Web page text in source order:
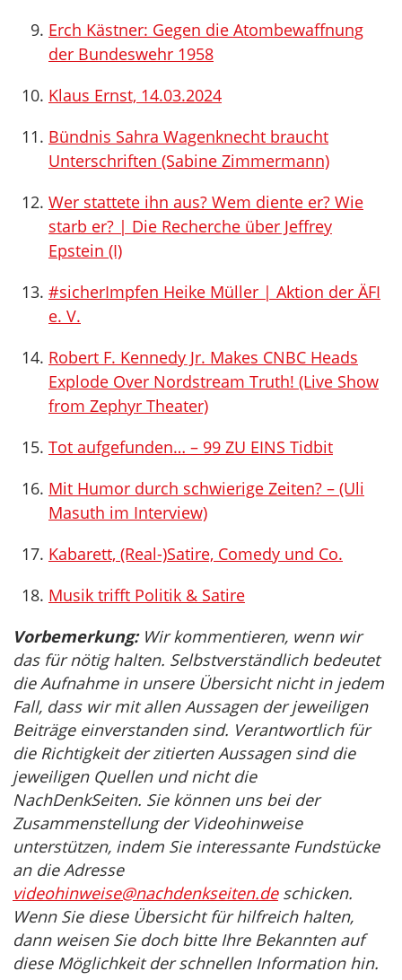
Erch Kästner: Gegen die Atombewaffnung
der Bundeswehr 1958
Klaus Ernst, 14.03.2024
Bündnis Sahra Wagenknecht braucht
Unterschriften (Sabine Zimmermann)
Wer stattete ihn aus? Wem diente er? Wie
starb er? | Die Recherche über Jeffrey
Epstein (I)
#sicherImpfen Heike Müller | Aktion der ÄFI
e. V.
Robert F. Kennedy Jr. Makes CNBC Heads
Explode Over Nordstream Truth! (Live Show
from Zephyr Theater)
Tot aufgefunden… – 99 ZU EINS Tidbit
Mit Humor durch schwierige Zeiten? – (Uli
Masuth im Interview)
Kabarett, (Real-)Satire, Comedy und Co.
Musik trifft Politik & Satire
Vorbemerkung:Wir kommentieren, wenn wir
das für nötig halten. Selbstverständlich bedeutet
die Aufnahme in unsere Übersicht nicht in jedem
Fall, dass wir mit allen Aussagen der jeweiligen
Beiträge einverstanden sind. Verantwortlich für
die Richtigkeit der zitierten Aussagen sind die
jeweiligen Quellen und nicht die
NachDenkSeiten. Sie können uns bei der
Zusammenstellung der Videohinweise
unterstützen, indem Sie interessante Fundstücke
an die Adresse
videohinweise@nachdenkseiten.deschicken.
Wenn Sie diese Übersicht für hilfreich halten,
dann weisen Sie doch bitte Ihre Bekannten auf
diese Möglichkeit der schnellen Information hin.